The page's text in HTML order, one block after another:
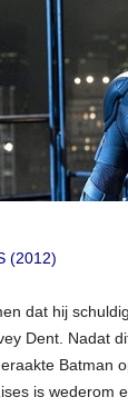
(2012)
dat hij
Dent. Nadat
Batman
is wederom